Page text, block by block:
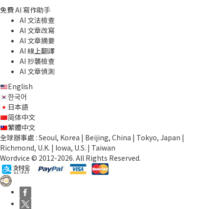
免費 AI 寫作助手
AI 文法檢查
AI 文章改寫
AI 文章摘要
AI 線上翻譯
AI 抄襲檢查
AI 文章偵測
English
한국어
日本語
简体中文
繁體中文
全球辦事處 : Seoul, Korea | Beijing, China | Tokyo, Japan |
Richmond, U.K. | Iowa, U.S. | Taiwan
Wordvice © 2012-2026. All Rights Reserved.